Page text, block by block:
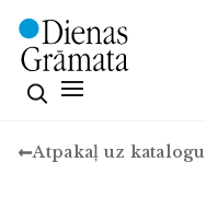
Atpakaļ uz katalogu